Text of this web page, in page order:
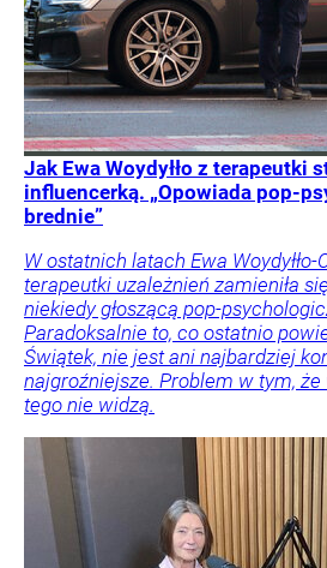
Jak Ewa Woydyłło z terapeutki
influencerką. „Opowiada pop-
brednie”
W ostatnich latach Ewa
terapeutki uzależnień zamieniła
niekiedy głoszącą pop-
Paradoksalnie to, co ostatnio
Świątek, nie jest ani najbardziej
najgroźniejsze. Problem w tym,
tego nie widzą.